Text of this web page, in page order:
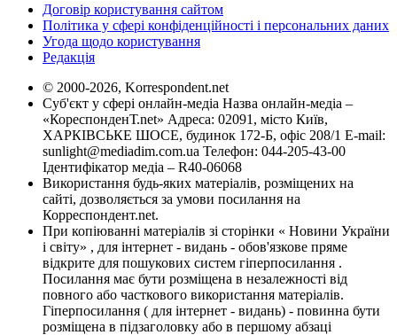
Договір користування сайтом
Політика у сфері конфіденційності і персональних даних
Угода щодо користування
Редакція
© 2000-2026, Korrespondent.net
Суб'єкт у сфері онлайн-медіа Назва онлайн-медіа –
«КореспонденТ.net» Адреса: 02091, місто Київ,
ХАРКІВСЬКЕ ШОСЕ, будинок 172-Б, офіс 208/1 E-mail:
sunlight@mediadim.com.ua Телефон: 044-205-43-00
Ідентифікатор медіа – R40-06068
Використання будь-яких матеріалів, розміщених на
сайті, дозволяється за умови посилання на
Корреспондент.net.
При копіюванні матеріалів зі сторінки « Новини України
і світу» , для інтернет - видань - обов'язкове пряме
відкрите для пошукових систем гіперпосилання .
Посилання має бути розміщена в незалежності від
повного або часткового використання матеріалів.
Гіперпосилання ( для інтернет - видань) - повинна бути
розміщена в підзаголовку або в першому абзаці